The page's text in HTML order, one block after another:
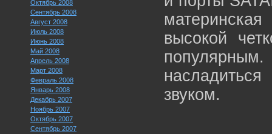
Октябрь 2008
Сентябрь 2008
Август 2008
Июль 2008
Июнь 2008
Май 2008
Апрель 2008
Март 2008
Февраль 2008
Январь 2008
Декабрь 2007
Ноябрь 2007
Октябрь 2007
Сентябрь 2007
высокой
звуком.